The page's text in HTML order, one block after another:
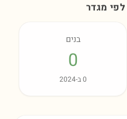
מגדר
בנים
0
0ב-2024